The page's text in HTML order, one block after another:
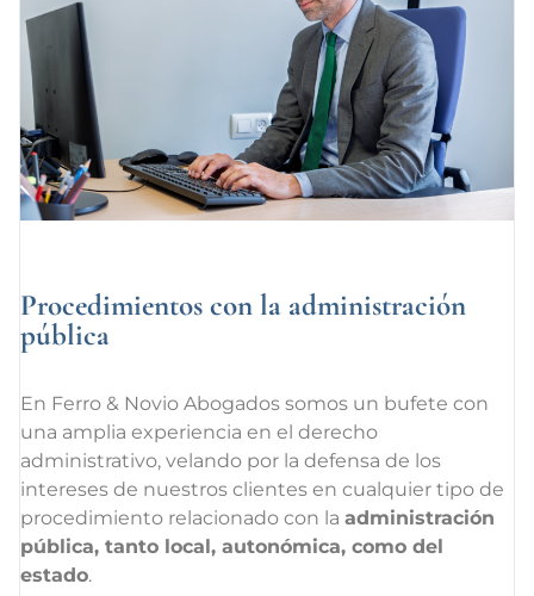
Procedimientos con la administración
pública
En Ferro & Novio Abogados somos un bufete con
una amplia experiencia en el derecho
administrativo, velando por la defensa de los
intereses de nuestros clientes en cualquier tipo de
procedimiento relacionado con la administración
pública, tanto local, autonómica, como del
estado.